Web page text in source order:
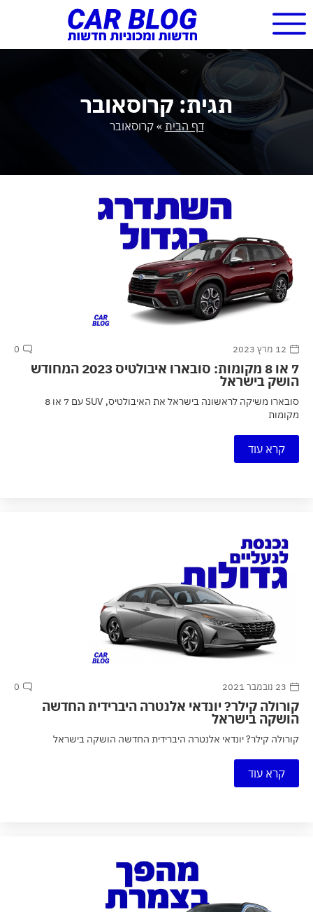
תגית: קרוסאובר
דף הבית »קרוסאובר
12 מרץ 2023 0
7 או 8 מקומות: סובארו איבולטיס 2023 המחודש
הושק בישראל
סובארו משיקה לראשונה בישראל את האיבולטיס, SUV עם 7 או 8
מקומות
קרא עוד
23 נובמבר 2021 0
קורולה קילר? יונדאי אלנטרה היברידית החדשה
הושקה בישראל
קורולה קילר? יונדאי אלנטרה היברידית החדשה הושקה בישראל
קרא עוד